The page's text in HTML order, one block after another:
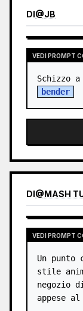
DI@JB
VEDI PROMPT
bender
DI@MASH
VEDI PROMPT
Un
stile
negozio
appese